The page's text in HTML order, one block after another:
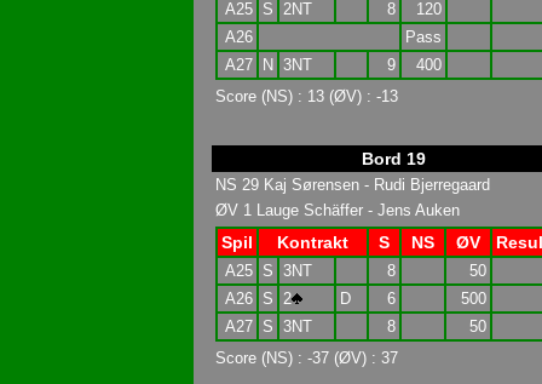
A25 S 2NT 8
120
A26
Pass
A27
N 3NT 9
400
Score (NS) : 13 (ØV) : -13
Bord 19
NS 29 Kaj Sørensen - Rudi Bjerregaard
ØV 1 Lauge Schäffer - Jens Auken
Spil Kontrakt S NS ØV
A25 S 3NT 8
50
A26 S 2 D 6
500
A27 S 3NT 8
50
Score (NS) : -37 (ØV) : 37